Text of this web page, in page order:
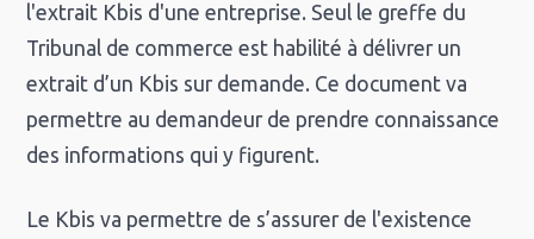
l'extrait Kbis d'une entreprise. Seul le greffe du
Tribunal de commerce est habilité à délivrer un
extrait d’un Kbis sur demande. Ce document va
permettre au demandeur de prendre connaissance
des informations qui y figurent.
Le Kbis va permettre de s’assurer de l'existence